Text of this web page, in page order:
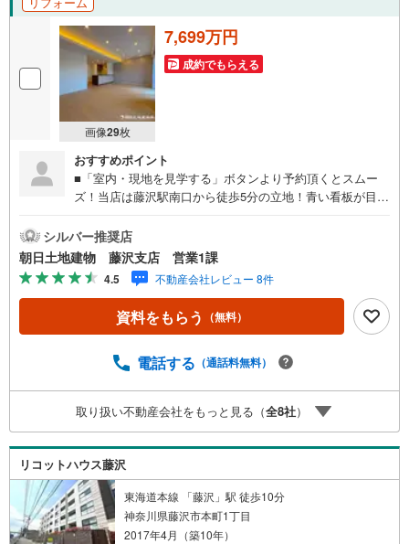
画像29枚
7,699万円
成約でもらえる
おすすめポイント
■「室内・現地を見学する」ボタンより予約頂くとスムー
ズ！当店は藤沢駅南口から徒歩5分の立地！青い看板が目印
ナーなど、お子様にも退屈せずにお過ごし頂けます。■ テ
レワークで作業効率のUP化オウチ時間で人生を豊かにする
ためにONとOFFを切り替えて、家族との時間も増えて幸せ
マイホームを！■ 住宅ローンのご相談承ります。■住まい選
びはフィーリングも大切です。現地の空気や雰囲気を感じ
てみましょう。営業スタッフまでお問合せくださいませ。■
ですが住まい選びはフィーリングも大切です。現地の空気
はお車の無料提携駐車場ございます。詳しくは営業スタッ
フまでお問合せくださいませ！■周辺の教育施設やスーパ
ー、ドラックストア等の情報、災害情報等がわかる「物件
レポート」お渡します■他の物件と併せてご案内もOK-ご自
宅や指定場所から無料送迎もOK-当日見学もOKです!!
シルバー推奨店
朝日土地建物 藤沢支店 営業1課
4.5 不動産会社レビュー 8件
資料をもらう （無料）
電話する （通話料無料）
取り扱い不動産会社をもっと見る（全8社）
リコットハウス藤沢
東海道本線 「藤沢」駅 徒歩10分
神奈川県藤沢市本町1丁目
2017年4月（築10年）